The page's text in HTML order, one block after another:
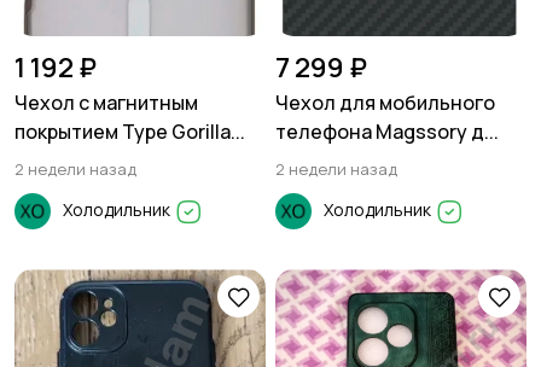
1 192 ₽
Чехол с магнитным
покрытием Type Gorilla...
2 недели назад
Холодильник
7 299 ₽
Чехол для мобильного
телефона Magssory д...
2 недели назад
Холодильник